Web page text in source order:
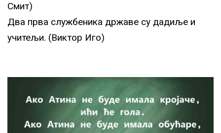
Смит)
Два прва службеника државе су дадиље и
учитељи. (Виктор Иго)